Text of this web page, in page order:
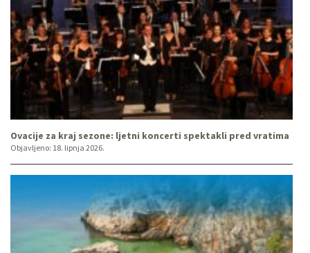
Ovacije za kraj sezone: ljetni koncerti spektakli pred vratima
Objavljeno: 18. lipnja 2026.